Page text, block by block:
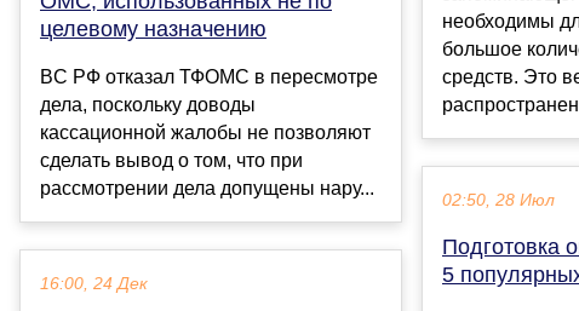
целевому назначению
ВC РФ отказал ТФОМС в пересмотре
дела, поскольку доводы
кассационной жалобы не позволяют
сделать вывод о том, что при
рассмотрении дела допущены нару...
16:00, 24 Дек
необходимы
большое
средств. Это
02:50, 28 Июл
Подготовка
5